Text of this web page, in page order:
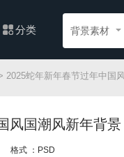
分类 背景素材
2025蛇年新年春节过年中国
风国潮风新年背景
格式 ：PSD